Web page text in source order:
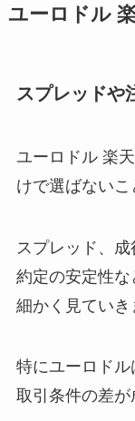
ユーロドル
スプレッドや
ユーロドル 楽
けで選ばないこ
スプレッド、成
約定の安定性
細かく見ていき
特にユーロドル
取引条件の差が